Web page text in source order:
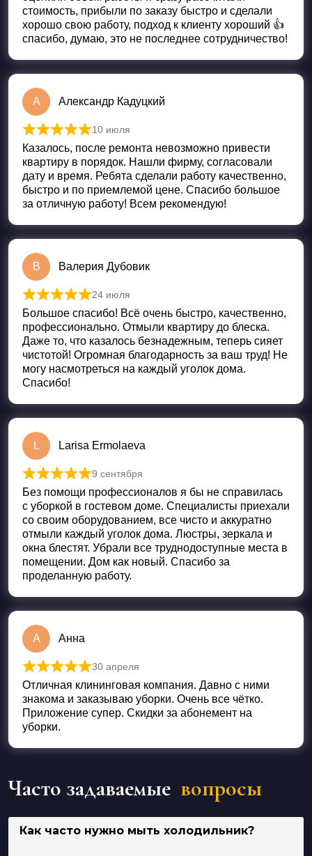
стоимость, прибыли по заказу быстро и сделали
хорошо свою работу, подход к клиенту хороший 👍
спасибо, думаю, это не последнее сотрудничество!
А Александр Кадуцкий
Оценка
10 июля
Казалось, после ремонта невозможно привести
квартиру в порядок. Нашли фирму, согласовали
дату и время. Ребята сделали работу качественно,
быстро и по приемлемой цене. Спасибо большое
за отличную работу! Всем рекомендую!
В Валерия Дубовик
Оценка
24 июля
Большое спасибо! Всё очень быстро, качественно,
профессионально. Отмыли квартиру до блеска.
Даже то, что казалось безнадежным, теперь сияет
чистотой! Огромная благодарность за ваш труд! Не
могу насмотреться на каждый уголок дома.
Спасибо!
L Larisa Ermolaeva
Оценка
9 сентября
Без помощи профессионалов я бы не справилась
с уборкой в гостевом доме. Специалисты приехали
со своим оборудованием, все чисто и аккуратно
отмыли каждый уголок дома. Люстры, зеркала и
окна блестят. Убрали все труднодоступные места в
помещении. Дом как новый. Спасибо за
проделанную работу.
А Анна
Оценка из 5
30 апреля
Отличная клининговая компания. Давно с ними
знакома и заказываю уборки. Очень все чётко.
Приложение супер. Скидки за абонемент на
уборки.
Часто задаваемые вопросы
Как часто нужно мыть холодильник?